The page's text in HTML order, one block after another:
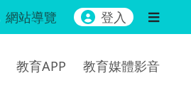
網站導覽 登入
教育APP 教育媒體影音